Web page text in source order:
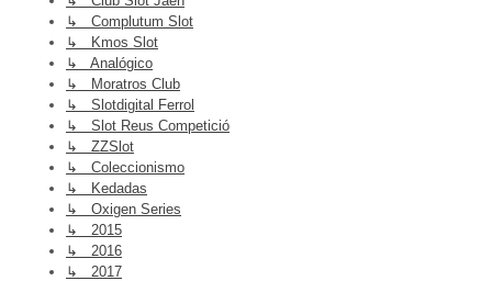
↳ Complutum Slot
↳ Kmos Slot
↳ Analógico
↳ Moratros Club
↳ Slotdigital Ferrol
↳ Slot Reus Competició
↳ ZZSlot
↳ Coleccionismo
↳ Kedadas
↳ Oxigen Series
↳ 2015
↳ 2016
↳ 2017